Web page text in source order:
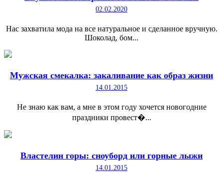
02.02.2020
Нас захватила мода на все натуральное и сделанное вручную.
Шоколад, бом...
Мужская смекалка: закаливание как образ жизни
14.01.2015
Не знаю как вам, а мне в этом году хочется новогодние
праздники провест�...
Властелин горы: сноуборд или горные лыжи
14.01.2015